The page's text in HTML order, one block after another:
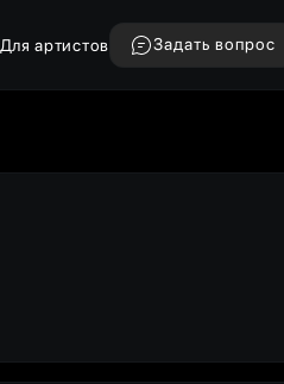
Для артистов Задать вопрос